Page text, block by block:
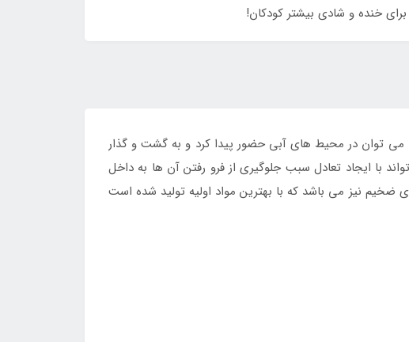
خنده و شادی بیشتر کودکان!
می توان در محیط های آبی حضور پیدا کرد و به گشت و گذار
با ایجاد تعادل سبب جلوگیری از فرو رفتن آن ها به داخل
نیز می باشد که با بهترین مواد اولیه تولید شده است